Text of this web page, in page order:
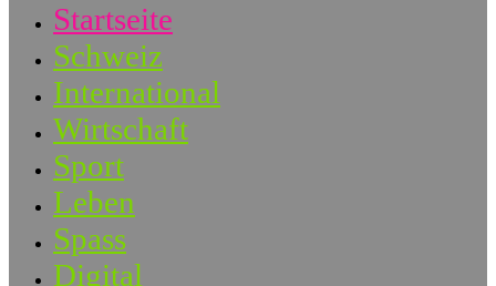
Startseite
Schweiz
International
Wirtschaft
Sport
Leben
Spass
Digital